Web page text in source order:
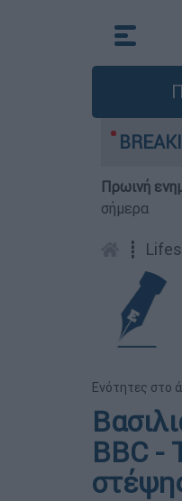
-
Πρωινή
σήμερα
┋
Ενότητες στο
BBC -